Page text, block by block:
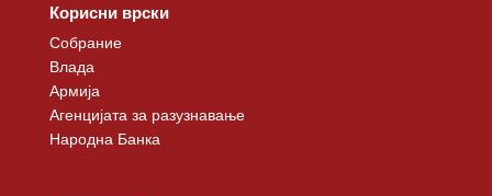
Корисни врски
Собрание
Влада
Армија
Агенцијата за разузнавање
Народна Банка